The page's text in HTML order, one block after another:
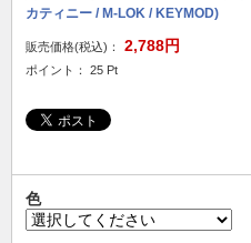
カティニー / M-LOK / KEYMOD)
販売価格(税込)： 2,788円
ポイント： 25 Pt
色